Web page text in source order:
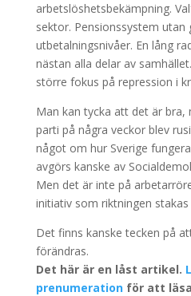
arbetslöshetsbekämpning.
sektor. Pensionssystem utan
utbetalningsnivåer. En lång
nästan alla delar av
större fokus på repression i
Man kan tycka att det är bra,
parti på några veckor blev
något om hur Sverige
avgörs kanske av
Men det är inte på
initiativ som riktningen stakas
Det finns kanske tecken på
förändras.
Det här är en låst artikel.
prenumerationför att